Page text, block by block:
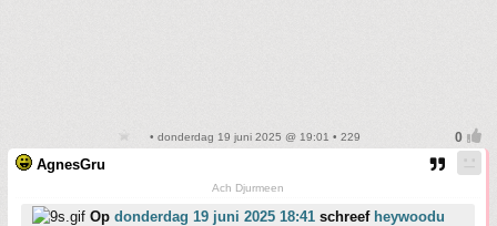
• donderdag 19 juni 2025 @ 19:01 • 229
AgnesGru
Ach Djurmeen
Op donderdag 19 juni 2025 18:41 schreef heywoodu